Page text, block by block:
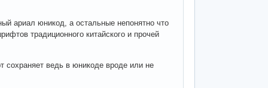
ариал юникод, а остальные непонятно что
традиционного китайского и прочей
ведь в юникоде вроде или не